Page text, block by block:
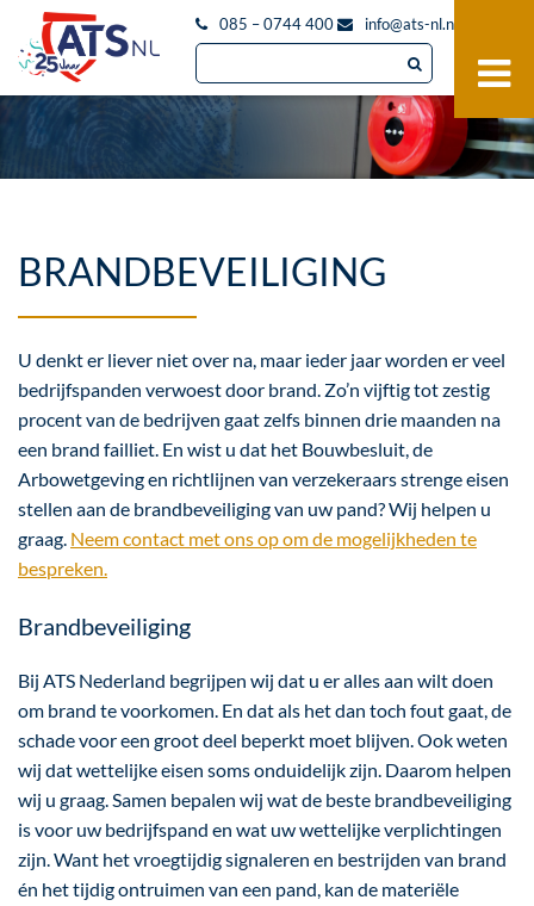
085 – 0744 400 info@ats-nl.nl
BRANDBEVEILIGING
U denkt er liever niet over na, maar ieder jaar worden er veel
bedrijfspanden verwoest door brand. Zo’n vijftig tot zestig
procent van de bedrijven gaat zelfs binnen drie maanden na
een brand failliet. En wist u dat het Bouwbesluit, de
Arbowetgeving en richtlijnen van verzekeraars strenge eisen
stellen aan de brandbeveiliging van uw pand? Wij helpen u
graag. Neem contact met ons op om de mogelijkheden te
bespreken.
Brandbeveiliging
Bij ATS Nederland begrijpen wij dat u er alles aan wilt doen
om brand te voorkomen. En dat als het dan toch fout gaat, de
schade voor een groot deel beperkt moet blijven. Ook weten
wij dat wettelijke eisen soms onduidelijk zijn. Daarom helpen
wij u graag. Samen bepalen wij wat de beste brandbeveiliging
is voor uw bedrijfspand en wat uw wettelijke verplichtingen
zijn. Want het vroegtijdig signaleren en bestrijden van brand
én het tijdig ontruimen van een pand, kan de materiële